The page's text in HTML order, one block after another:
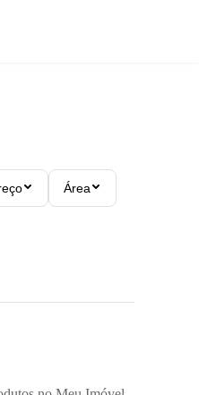
Área